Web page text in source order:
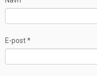
E-post*